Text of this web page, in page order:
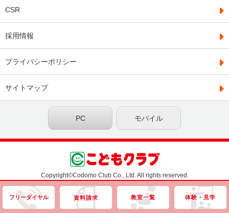
CSR
採用情報
プライバシーポリシー
サイトマップ
フリーダイヤル 資料請求 教室一覧 体験・見学
Copyright©Codomo Club Co., Ltd. All rights reserved.
モバイル
PC